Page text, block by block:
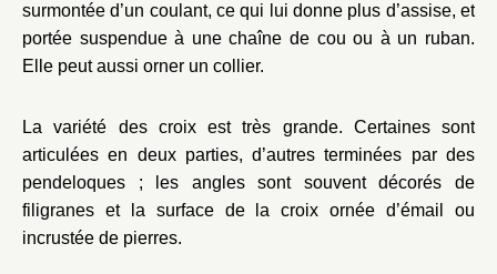
surmontée d’un coulant, ce qui lui donne plus d’assise, et
portée suspendue à une chaîne de cou ou à un ruban.
Elle peut aussi orner un collier.
La variété des croix est très grande. Certaines sont
articulées en deux parties, d’autres terminées par des
pendeloques ; les angles sont souvent décorés de
filigranes et la surface de la croix ornée d’émail ou
incrustée de pierres.